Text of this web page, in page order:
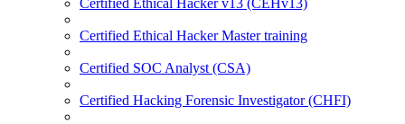
Certified Ethical Hacker v13 (CEHv13)
Certified Ethical Hacker Master training
Certified SOC Analyst (CSA)
Certified Hacking Forensic Investigator (CHFI)